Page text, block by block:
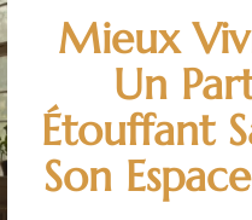
Mieux
Un
Étouffant
Son